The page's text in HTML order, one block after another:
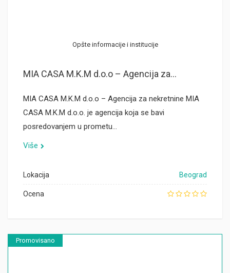
Opšte informacije i institucije
MIA CASA M.K.M d.o.o – Agencija za...
MIA CASA M.K.M d.o.o – Agencija za nekretnine MIA
CASA M.K.M d.o.o. je agencija koja se bavi
posredovanjem u prometu…
Više
Lokacija Beograd
Ocena
Promovisano